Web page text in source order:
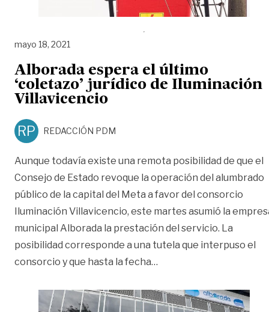
mayo 18, 2021
Alborada espera el último
‘coletazo’ jurídico de Iluminación
Villavicencio
RP REDACCIÓN PDM
Aunque todavía existe una remota posibilidad de que el
Consejo de Estado revoque la operación del alumbrado
público de la capital del Meta a favor del consorcio
Iluminación Villavicencio, este martes asumió la
municipal Alborada la prestación del servicio. La
posibilidad corresponde a una tutela que interpuso el
consorcio y que hasta la fecha…